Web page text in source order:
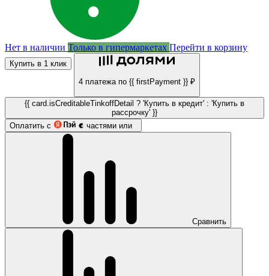
Нет в наличии Только в гипермаркетах Перейти в корзину
Купить в 1 клик
4 платежа по {{ firstPayment }} ₽
{{ card.isCreditableTinkoffDetail ? 'Купить в кредит' : 'Купить в
рассрочку' }}
Оплатить с
частями или
Сравнить